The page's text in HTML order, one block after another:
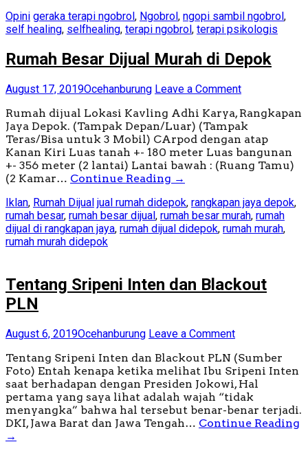
Opini geraka terapi ngobrol , Ngobrol , ngopi sambil ngobrol ,
self healing, selfhealing, terapi ngobrol , terapi psikologis
Rumah Besar Dijual Murah di Depok
August 17, 2019Ocehanburung Leave a Comment
Rumah dijual Lokasi Kavling Adhi Karya, Rangkapan
Jaya Depok. (Tampak Depan/Luar) (Tampak
Teras/Bisa untuk 3 Mobil) CArpod dengan atap
Kanan Kiri Luas tanah +- 180 meter Luas bangunan
+- 356 meter (2 lantai) Lantai bawah : (Ruang Tamu)
(2 Kamar… Continue Reading →
Iklan, Rumah Dijual jual rumah didepok, rangkapan jaya depok,
rumah besar, rumah besar dijual , rumah besar murah, rumah
dijual di rangkapan jaya, rumah dijual didepok, rumah murah,
rumah murah didepok
Tentang Sripeni Inten dan Blackout
PLN
August 6, 2019Ocehanburung Leave a Comment
Tentang Sripeni Inten dan Blackout PLN (Sumber
Foto) Entah kenapa ketika melihat Ibu Sripeni Inten
saat berhadapan dengan Presiden Jokowi, Hal
pertama yang saya lihat adalah wajah “tidak
menyangka” bahwa hal tersebut benar-benar terjadi.
DKI, Jawa Barat dan Jawa Tengah… Continue Reading
→